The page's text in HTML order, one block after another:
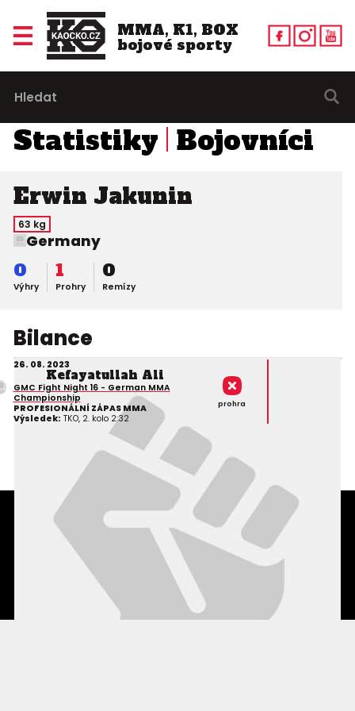
MMA, K1, BOX
bojové sporty
Statistiky Bojovníci
Erwin Jakunin
63 kg
Germany
Výhry
0
Prohry
1
Remízy
0
Bilance
26. 08. 2023
Kefayatullah Ali
GMC Fight Night 16 - German MMA
Championship
PROFESIONÁLNÍ ZÁPAS MMA
Výsledek: TKO, 2. kolo 2:32
prohra
Podmínky užití webového rozhraní
Souhlas s používáním osobních údajů
Statistiky
Kontakty